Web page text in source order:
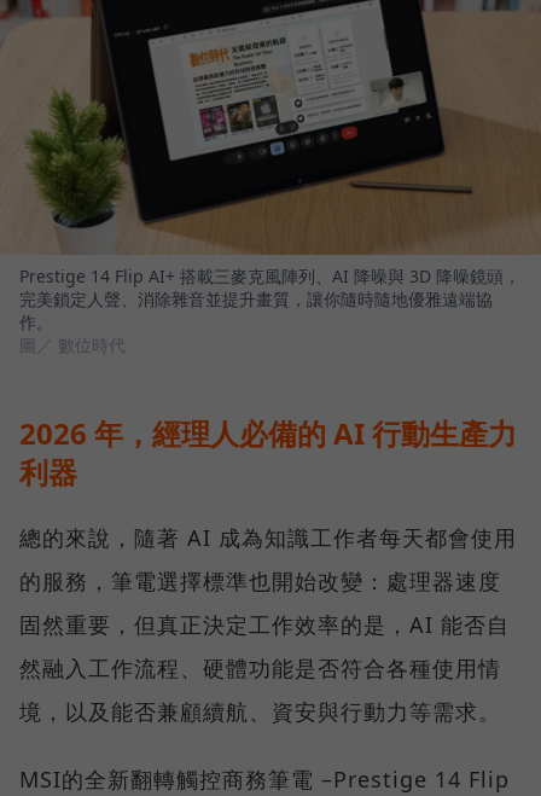
Prestige 14 Flip AI+ 搭載三麥克風陣列、AI 降噪與 3D 降噪鏡頭，
完美鎖定人聲、消除雜音並提升畫質，讓你隨時隨地優雅遠端協
作。
圖／ 數位時代
2026 年，經理人必備的 AI 行動生產力
利器
總的來說，隨著 AI 成為知識工作者每天都會使用
的服務，筆電選擇標準也開始改變：處理器速度
固然重要，但真正決定工作效率的是，AI 能否自
然融入工作流程、硬體功能是否符合各種使用情
境，以及能否兼顧續航、資安與行動力等需求。
MSI的全新翻轉觸控商務筆電 –Prestige 14 Flip